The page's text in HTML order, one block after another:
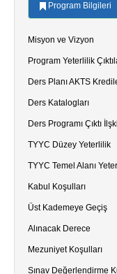
Program Bilgileri
Misyon ve Vizyon
Program Yeterlilik
Ders Planı AKTS
Ders Katalogları
Ders Programı Çıktı
TYYC Düzey Yeterlilik
TYYC Temel Alanı
Kabul Koşulları
Üst Kademeye Geçiş
Alınacak Derece
Mezuniyet Koşulları
Sınav Değerlendirme